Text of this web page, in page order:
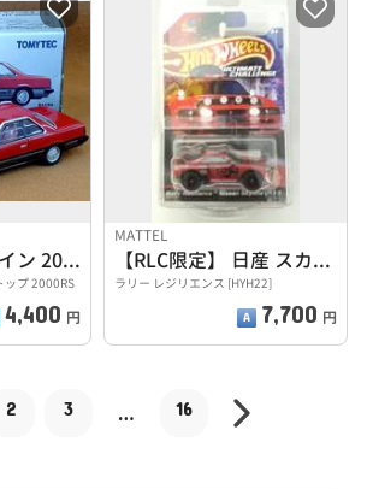
トミカ スカイライン 2000RS
ップ 2000RS
4,400 円
MATTEL
【RLC限定】 日産 スカイライン R33
ラリー レジリエンス [HYH22]
7,700 円
2 3 … 16